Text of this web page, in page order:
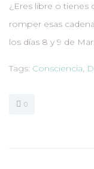
¿Eres libre o tienes
romper esas
los días 8 y 9 de
Tags: Consciencia,
0